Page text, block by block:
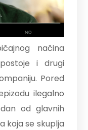
načina
i drugi
Pored
ilegalno
od glavnih
koja se skuplja